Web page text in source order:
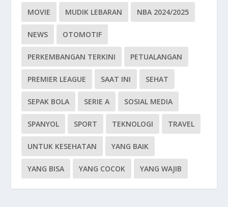
MOVIE MUDIK LEBARAN NBA 2024/2025
NEWS OTOMOTIF
PERKEMBANGAN TERKINI PETUALANGAN
PREMIER LEAGUE SAAT INI SEHAT
SEPAK BOLA SERIE A SOSIAL MEDIA
SPANYOL SPORT TEKNOLOGI TRAVEL
UNTUK KESEHATAN YANG BAIK
YANG BISA YANG COCOK YANG WAJIB